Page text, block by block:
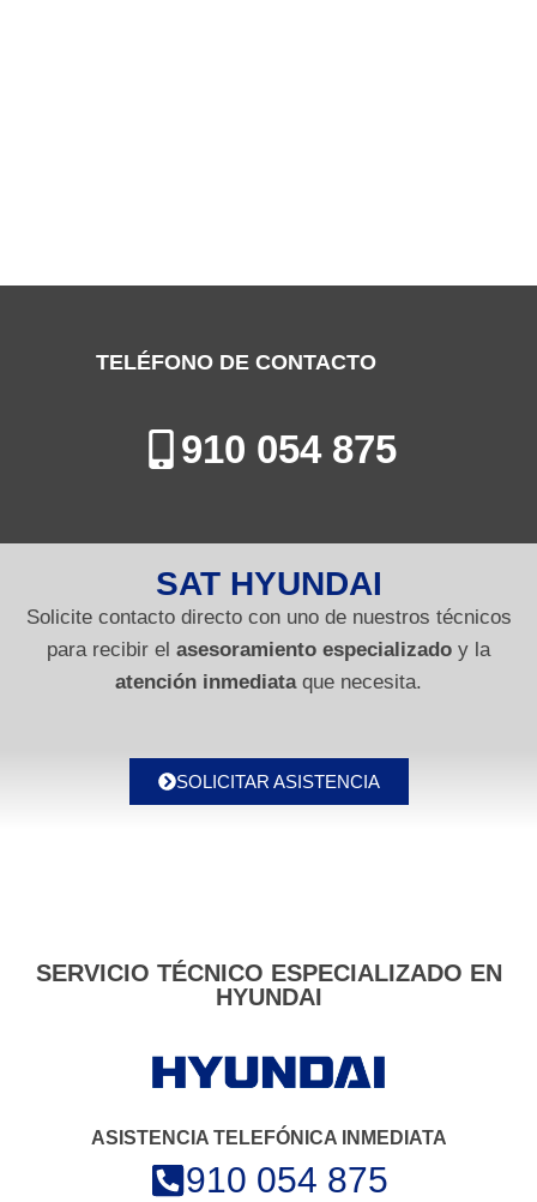
TELÉFONO DE CONTACTO
910 054 875
SAT HYUNDAI
Solicite contacto directo con uno de nuestros técnicos
para recibir el asesoramiento especializado y la
atención inmediataque necesita.
SOLICITAR ASISTENCIA
SERVICIO TÉCNICO ESPECIALIZADO EN
HYUNDAI
ASISTENCIA TELEFÓNICA INMEDIATA
910 054 875